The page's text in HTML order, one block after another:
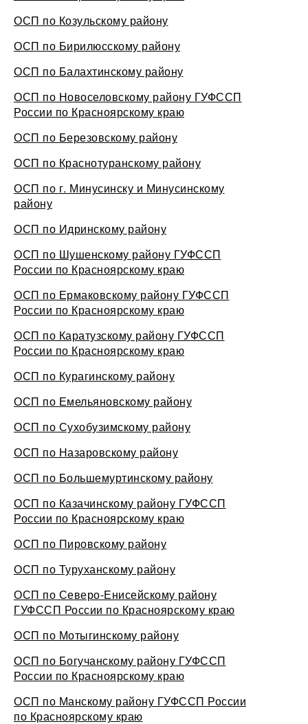
ОСП по Козульскому району
ОСП по Бирилюсскому району
ОСП по Балахтинскому району
ОСП по Новоселовскому району ГУФССП
России по Красноярскому краю
ОСП по Березовскому району
ОСП по Краснотуранскому району
ОСП по г. Минусинску и Минусинскому
району
ОСП по Идринскому району
ОСП по Шушенскому району ГУФССП
России по Красноярскому краю
ОСП по Ермаковскому району ГУФССП
России по Красноярскому краю
ОСП по Каратузскому району ГУФССП
России по Красноярскому краю
ОСП по Курагинскому району
ОСП по Емельяновскому району
ОСП по Сухобузимскому району
ОСП по Назаровскому району
ОСП по Большемуртинскому району
ОСП по Казачинскому району ГУФССП
России по Красноярскому краю
ОСП по Пировскому району
ОСП по Туруханскому району
ОСП по Северо-Енисейскому району
ГУФССП России по Красноярскому краю
ОСП по Мотыгинскому району
ОСП по Богучанскому району ГУФССП
России по Красноярскому краю
ОСП по Манскому району ГУФССП России
по Красноярскому краю